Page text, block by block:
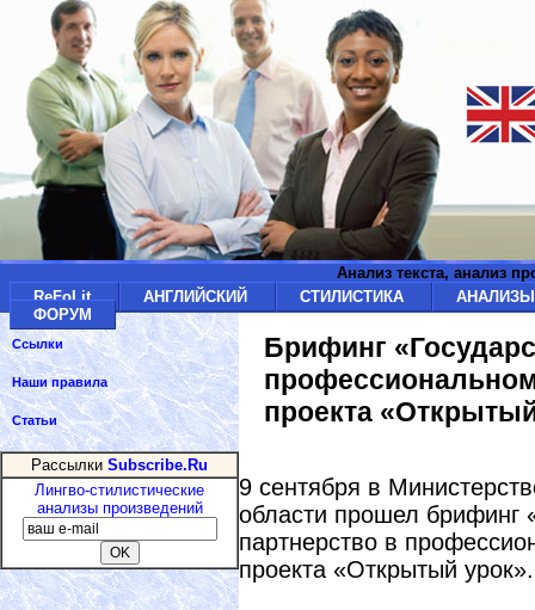
Анализ текста, анализ
ReFoLit
АНГЛИЙСКИЙ СТИЛИСТИКА
ФОРУМ
Брифинг
проекта
9 сентября в
области прошел брифинг
партнерство в
проекта «Открытый урок».
Ссылки
Наши правила
Статьи
Рассылки Subscribe.Ru
Лингво-стилистические
анализы произведений